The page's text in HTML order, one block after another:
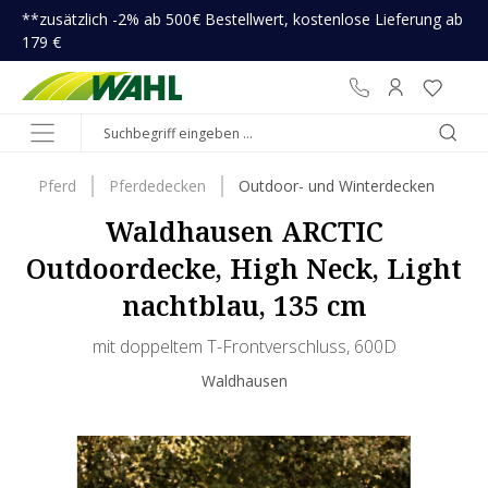
springen
**zusätzlich -2% ab 500€ Bestellwert, kostenlose Lieferung ab
179 €
Pferd Pferdedecken Outdoor- und Winterdecken
Waldhausen ARCTIC
Outdoordecke, High Neck, Light
nachtblau, 135 cm
mit doppeltem T-Frontverschluss, 600D
Waldhausen